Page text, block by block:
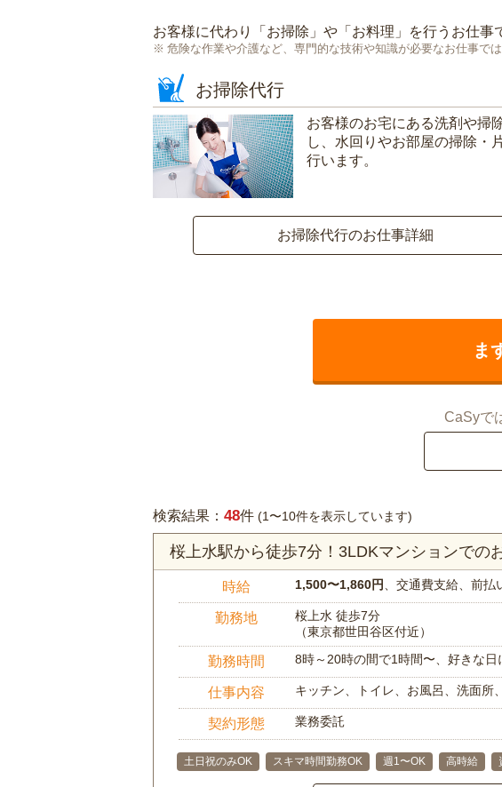
お客様に代わり「 お掃除 」や「 お料理 」を行うお仕事
危険な作業や介護など、専門的な技術や知識が必要なお仕事では
お掃除代行
お客様のお宅にある洗剤や掃
し、水回りやお部屋の掃除・
行います。
お掃除代行のお仕事詳細
ま
CaSyで
検索結果： 48件 (1〜10件を表示しています)
桜上水駅から徒歩7分！3LDKマンションでの
時給 1,500〜1,860円 、交通費支給、前払
勤務地
桜上水 徒歩7分
（東京都世田谷区付近）
勤務時間 8時～20時の間で1時間〜、好きな
仕事内容 キッチン、トイレ、お風呂、洗面所
契約形態 業務委託
土日祝のみOK スキマ時間勤務OK 週1〜OK 高時給